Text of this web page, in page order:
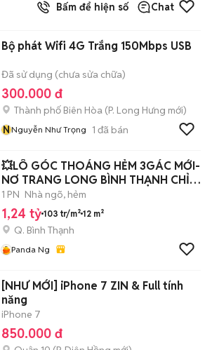
Bấm để hiện số Chat
Bộ phát Wifi 4G Trắng 150Mbps USB
Đã sử dụng (chưa sửa chữa)
300.000 đ
Thành phố Biên Hòa (P. Long Hưng mới)
NNguyễn Như Trọng 1 đã bán
💥LÔ GÓC THOÁNG HẺM 3GÁC MỚI-
NƠ TRANG LONG BÌNH THẠNH CHỈ
1,24 t.ỉ (t.h
1 PN Nhà ngõ, hẻm
1,24 tỷ 103 tr/m² 12 m²
Q. Bình Thạnh
Panda Ng
[NHƯ MỚI] iPhone 7 ZIN & Full tính
năng
iPhone 7
850.000 đ